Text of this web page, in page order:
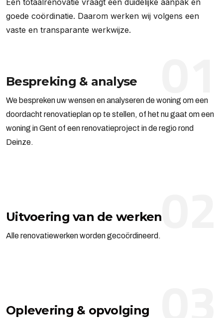
goede coördinatie. Daarom werken wij volgens een
vaste en transparante werkwijze.
Bespreking & analyse
We bespreken uw wensen en analyseren de woning om een
doordacht renovatieplan op te stellen, of het nu gaat om een
woning in Gent of een renovatieproject in de regio rond
Deinze.
Uitvoering van de werken
Alle renovatiewerken worden gecoördineerd.
Oplevering & opvolging